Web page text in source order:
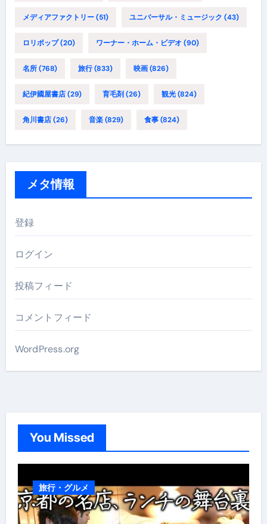
メディアファクトリー(51) ユニバーサル・ミュージック (43)
ロリポップ(20) ワーナー・ホーム・ビデオ (90)
名所(768) 旅行(833) 映画(826)
紀伊國屋書店(29) 育毛剤 (26) 観光(824)
角川書店(26) 音楽(829) 食事(824)
メタ情報
登録
ログイン
投稿フィード
コメントフィード
WordPress.org
You Missed
旅行・グルメ